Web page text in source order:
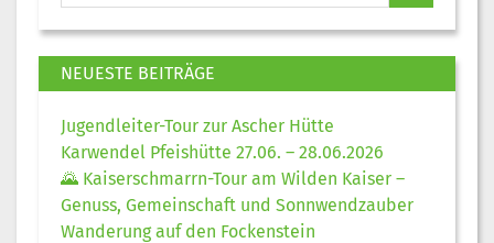
NEUESTE BEITRÄGE
Jugendleiter-Tour zur Ascher Hütte
Karwendel Pfeishütte 27.06. – 28.06.2026
🌄 Kaiserschmarrn-Tour am Wilden Kaiser –
Genuss, Gemeinschaft und Sonnwendzauber
Wanderung auf den Fockenstein